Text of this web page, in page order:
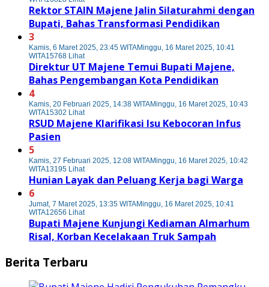
Rektor STAIN Majene Jalin Silaturahmi dengan
Bupati, Bahas Transformasi Pendidikan
3
Kamis, 6 Maret 2025, 23:45 WITAMinggu, 16 Maret 2025, 10:41
WITA15768 Lihat
Direktur UT Majene Temui Bupati Majene,
Bahas Pengembangan Kota Pendidikan
4
Kamis, 20 Februari 2025, 14:38 WITAMinggu, 16 Maret 2025, 10:43
WITA15302 Lihat
RSUD Majene Klarifikasi Isu Kebocoran Infus
Pasien
5
Kamis, 27 Februari 2025, 12:08 WITAMinggu, 16 Maret 2025, 10:42
WITA13195 Lihat
Hunian Layak dan Peluang Kerja bagi Warga
6
Jumat, 7 Maret 2025, 13:35 WITAMinggu, 16 Maret 2025, 10:41
WITA12656 Lihat
Bupati Majene Kunjungi Kediaman Almarhum
Risal, Korban Kecelakaan Truk Sampah
Berita Terbaru